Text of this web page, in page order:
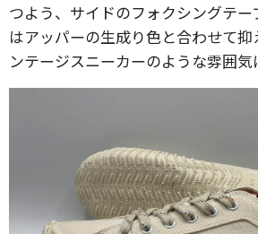
つよう、サイドのフォクシングテ
はアッパーの生成り色と合わせて
ンテージスニーカーのような雰囲気